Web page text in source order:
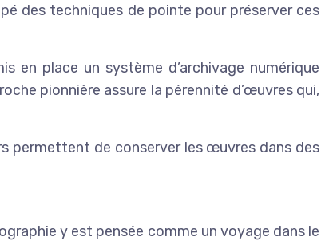
des techniques de pointe pour préserver ces
en place un système d’archivage numérique
pionnière assure la pérennité d’œuvres qui,
permettent de conserver les œuvres dans des
y est pensée comme un voyage dans le